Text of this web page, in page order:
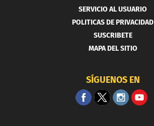
SERVICIO AL USUARIO
POLITICAS DE PRIVACIDAD
SUSCRIBETE
MAPA DEL SITIO
SÍGUENOS EN